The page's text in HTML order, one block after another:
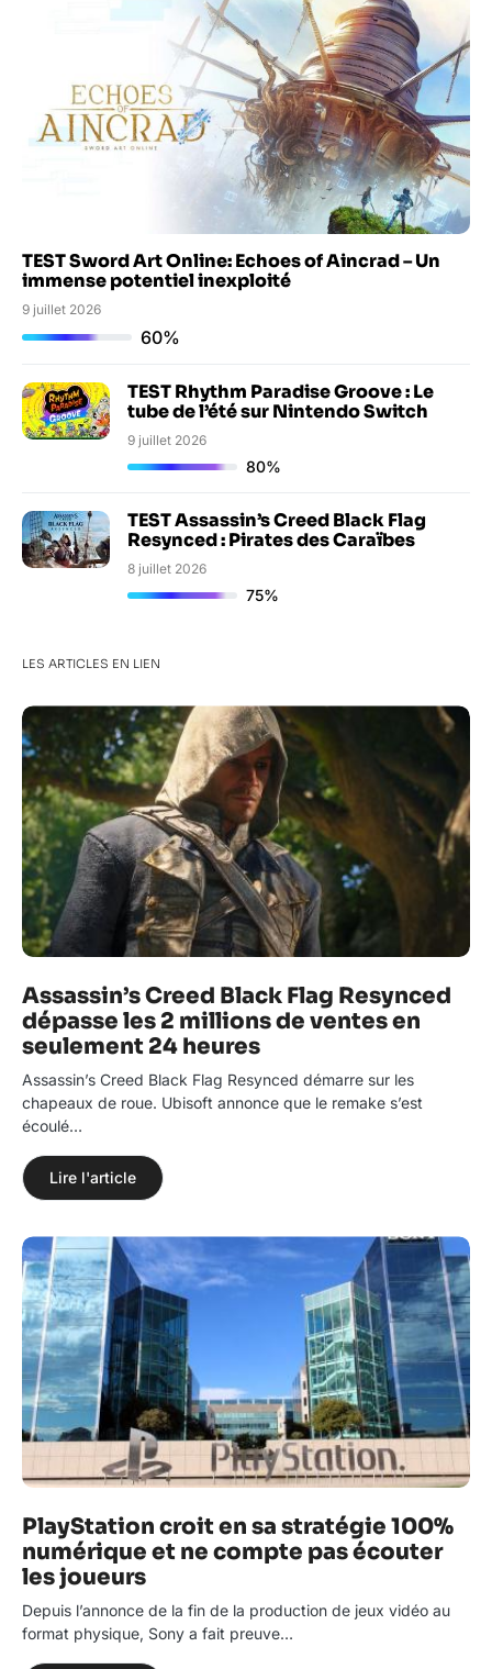
TEST Sword Art Online: Echoes of Aincrad – Un
immense potentiel inexploité
9 juillet 2026
60%
TEST Rhythm Paradise Groove : Le
tube de l’été sur Nintendo Switch
9 juillet 2026
80%
TEST Assassin’s Creed Black Flag
Resynced : Pirates des Caraïbes
8 juillet 2026
75%
LES ARTICLES EN LIEN
Assassin’s Creed Black Flag Resynced
dépasse les 2 millions de ventes en
seulement 24 heures
Assassin’s Creed Black Flag Resynced démarre sur les
chapeaux de roue. Ubisoft annonce que le remake s’est
écoulé…
Lire l'article
PlayStation croit en sa stratégie 100%
numérique et ne compte pas écouter
les joueurs
Depuis l’annonce de la fin de la production de jeux vidéo au
format physique, Sony a fait preuve…